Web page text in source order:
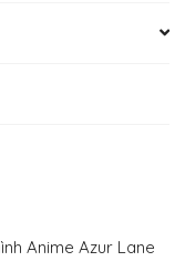
Anime Azur Lane